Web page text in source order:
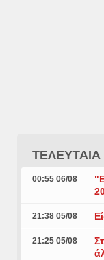
00:55 06/08
21:38 05/08
21:25 05/08